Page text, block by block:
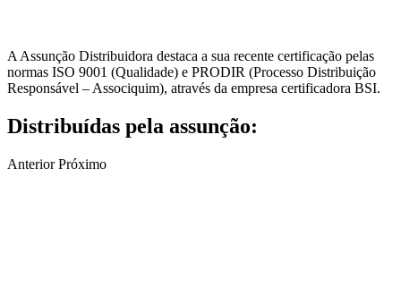
A Assunção Distribuidora destaca a sua recente certificação pelas
normas ISO 9001 (Qualidade) e PRODIR (Processo Distribuição
Responsável – Associquim), através da empresa certificadora BSI.
Distribuídas pela assunção:
Anterior Próximo